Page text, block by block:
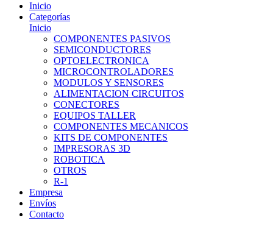
Inicio
Categorías
Inicio
COMPONENTES PASIVOS
SEMICONDUCTORES
OPTOELECTRONICA
MICROCONTROLADORES
MODULOS Y SENSORES
ALIMENTACION CIRCUITOS
CONECTORES
EQUIPOS TALLER
COMPONENTES MECANICOS
KITS DE COMPONENTES
IMPRESORAS 3D
ROBOTICA
OTROS
R-1
Empresa
Envíos
Contacto